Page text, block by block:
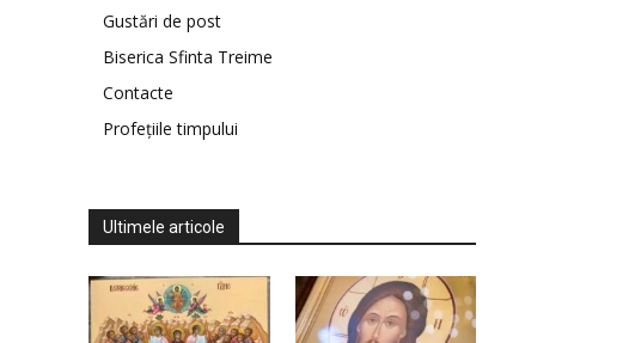
Gustări de post
Biserica Sfinta Treime
Contacte
Profețiile timpului
Ultimele articole